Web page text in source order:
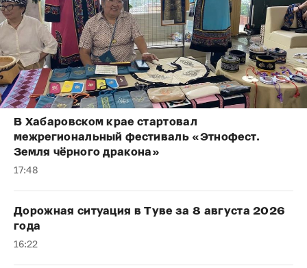
В Хабаровском крае стартовал
межрегиональный фестиваль «Этнофест.
Земля чёрного дракона»
17:48
Дорожная ситуация в Туве за 8 августа 2026
года
16:22